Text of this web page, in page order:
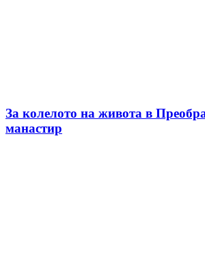
За колелото на живота в
манастир